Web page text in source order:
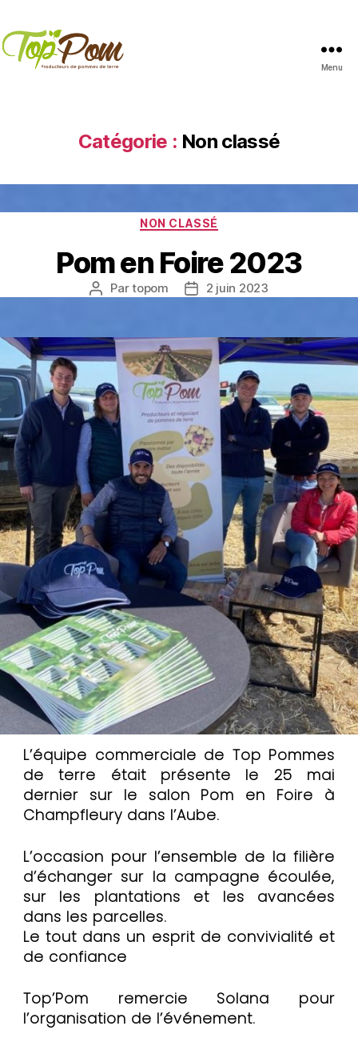
Menu
Catégorie : Non classé
Catégories
NON CLASSÉ
Pom en Foire 2023
Auteur
Partopom
Date2 juin 2023
L’équipe commerciale de Top Pommes
de terre était présente le 25 mai
dernier sur le salon Pom en Foire à
Champfleury dans l’Aube.
L’occasion pour l’ensemble de la filière
d’échanger sur la campagne écoulée,
sur les plantations et les avancées
dans les parcelles.
Le tout dans un esprit de convivialité et
de confiance
Top’Pom remercie Solana pour
l’organisation de l’événement.